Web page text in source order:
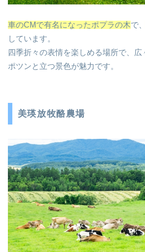
車のCMで有名になったポプラの木で、
しています。
四季折々の表情を楽しめる場所で、
ポツンと立つ景色が魅力です。
美瑛放牧酪農場